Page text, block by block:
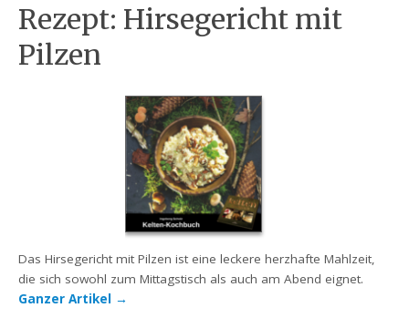
Rezept: Hirsegericht mit
Pilzen
Das Hirsegericht mit Pilzen ist eine leckere herzhafte Mahlzeit,
die sich sowohl zum Mittagstisch als auch am Abend eignet.
Ganzer Artikel →